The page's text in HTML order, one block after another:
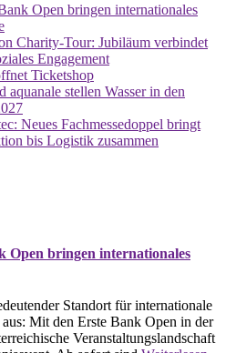
Open bringen internationales
Charity-Tour: Jubiläum verbindet
Engagement
Ticketshop
aquanale stellen Wasser in den
Neues Fachmessedoppel bringt
bis Logistik zusammen
Open bringen internationales
Standort für internationale
Mit den Erste Bank Open in der
Veranstaltungslandschaft